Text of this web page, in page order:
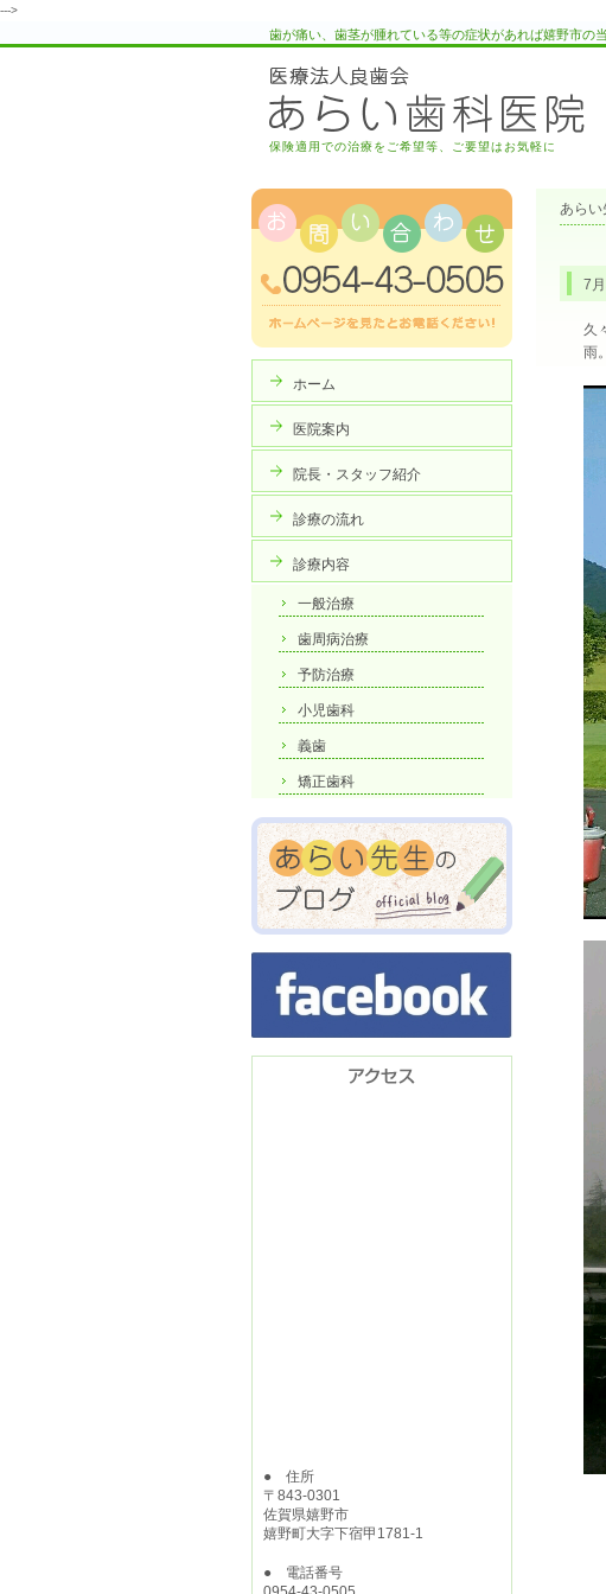
--->
歯が痛い、歯茎が腫れている等の症状があれば嬉野市の
保険適用での治療をご希望等、ご要望はお気軽に
あらい
7
久
雨
ホーム
医院案内
院長・スタッフ紹介
診療の流れ
診療内容
一般治療
歯周病治療
予防治療
小児歯科
義歯
矯正歯科
● 住所
〒843-0301
佐賀県嬉野市
嬉野町大字下宿甲1781-1
● 電話番号